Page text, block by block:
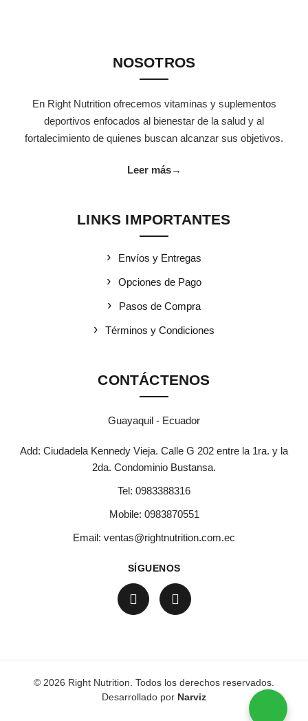
NOSOTROS
En Right Nutrition ofrecemos vitaminas y suplementos
deportivos enfocados al bienestar de la salud y al
fortalecimiento de quienes buscan alcanzar sus objetivos.
Leer más→
LINKS IMPORTANTES
Envíos y Entregas
Opciones de Pago
Pasos de Compra
Términos y Condiciones
CONTÁCTENOS
Guayaquil - Ecuador
Add: Ciudadela Kennedy Vieja. Calle G 202 entre la 1ra. y la
2da. Condominio Bustansa.
Tel: 0983388316
Mobile: 0983870551
Email: ventas@rightnutrition.com.ec
SÍGUENOS
© 2026 Right Nutrition. Todos los derechos reservados.
Desarrollado por Narviz